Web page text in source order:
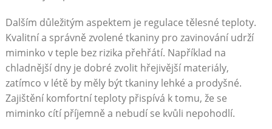
Dalším důležitým aspektem je regulace tělesné teploty.
Kvalitní a správně zvolené tkaniny pro zavinování udrží
miminko v teple bez rizika přehřátí. Například na
chladnější dny je dobré zvolit hřejivější materiály,
zatímco v létě by měly být tkaniny lehké a prodyšné.
Zajištění komfortní teploty přispívá k tomu, že se
miminko cítí příjemně a nebudí se kvůli nepohodlí.